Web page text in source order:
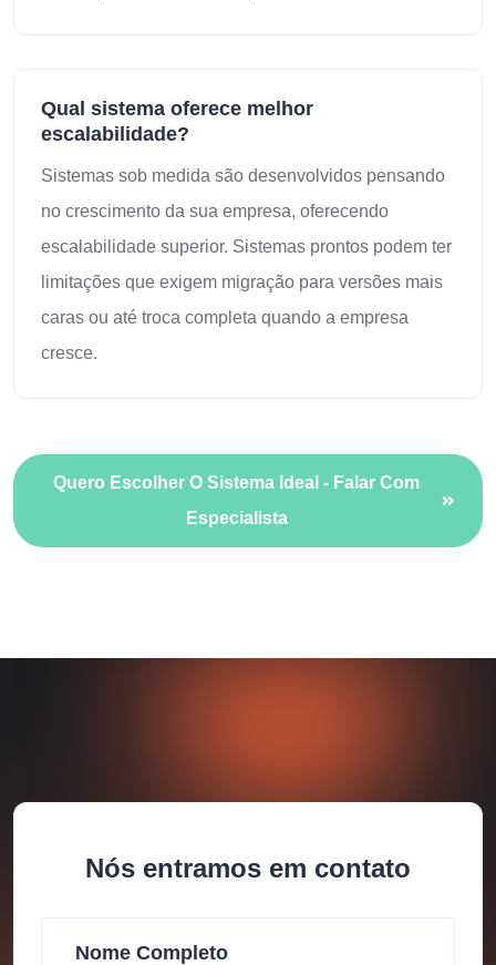
Qual sistema oferece melhor
escalabilidade?
Sistemas sob medida são desenvolvidos pensando
no crescimento da sua empresa, oferecendo
escalabilidade superior. Sistemas prontos podem ter
limitações que exigem migração para versões mais
caras ou até troca completa quando a empresa
cresce.
Quero Escolher O Sistema Ideal - Falar Com
Especialista
Nós entramos em contato